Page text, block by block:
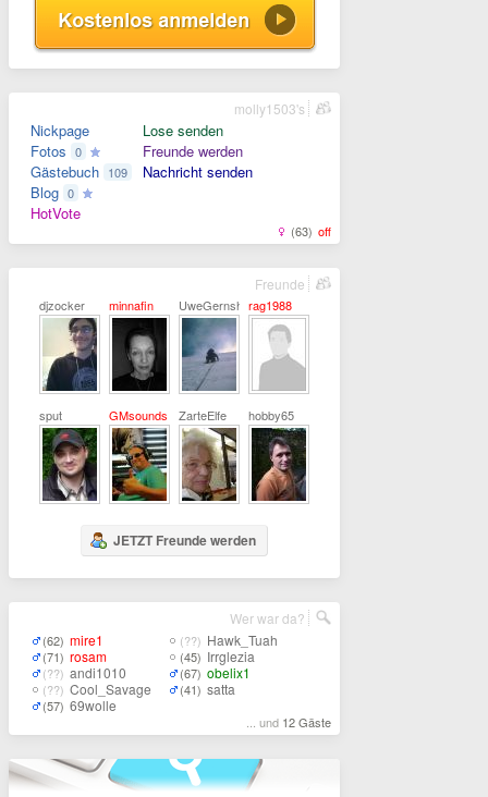
Nickpage
Fotos 0
Gästebuch 109
Blog 0
HotVote
Lose senden
Freunde werden
Nachricht senden
(63) off
molly1503's
djzocker minnafin UweGernsheimrag1988
sput GMsounds ZarteElfe hobby65
JETZT Freunde werden
Freunde
(62) mire1
(71) rosam
(??) andi1010
(??) Cool_Savage
(57) 69wolle
(??) Hawk_Tuah
(45) Irrglezia
(67) obelix1
(41) satta
... und 12 Gäste
Wer war da?